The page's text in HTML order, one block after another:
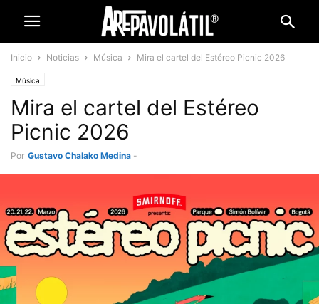
Inicio Noticias Música Mira el cartel del Estéreo Picnic 2026
Música
Mira el cartel del Estéreo
Picnic 2026
Por Gustavo Chalako Medina -